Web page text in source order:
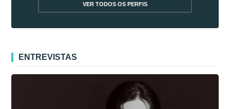
VER TODOS OS PERFIS
ENTREVISTAS